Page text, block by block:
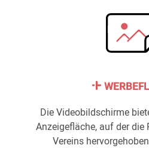
Die Videobildschirme
Anzeigefläche, auf der
Vereins